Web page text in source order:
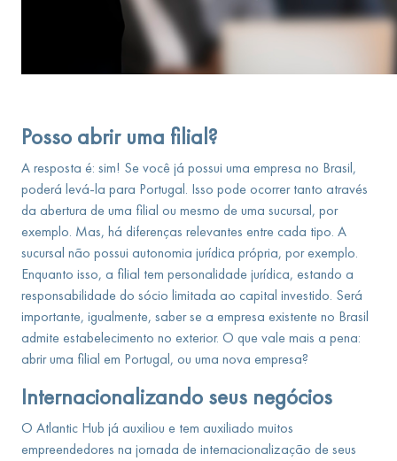
Posso abrir uma filial?
A resposta é: sim! Se você já possui uma empresa no Brasil,
poderá levá-la para Portugal. Isso pode ocorrer tanto através
da abertura de uma filial ou mesmo de uma sucursal, por
exemplo. Mas, há diferenças relevantes entre cada tipo. A
sucursal não possui autonomia jurídica própria, por exemplo.
Enquanto isso, a filial tem personalidade jurídica, estando a
responsabilidade do sócio limitada ao capital investido. Será
importante, igualmente, saber se a empresa existente no Brasil
admite estabelecimento no exterior. O que vale mais a pena:
abrir uma filial em Portugal, ou uma nova empresa?
Internacionalizando seus negócios
O Atlantic Hub já auxiliou e tem auxiliado muitos
empreendedores na jornada de internacionalização de seus